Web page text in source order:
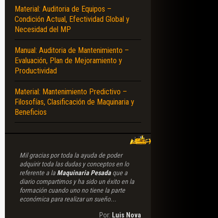
Material: Auditoria de Equipos –
Condición Actual, Efectividad Global y
Necesidad del MP
Manual: Auditoria de Mantenimiento –
Evaluación, Plan de Mejoramiento y
Productividad
Material: Mantenimiento Predictivo –
Filosofías, Clasificación de Maquinaria y
Beneficios
Mil gracias por toda la ayuda de poder
adquirir toda las dudas y conceptos en lo
referente a la Maquinaria Pesadaque a
diario compartimos y ha sido un éxito en la
formación cuando uno no tiene la parte
económica para realizar un sueño...
Por: Luis Nova